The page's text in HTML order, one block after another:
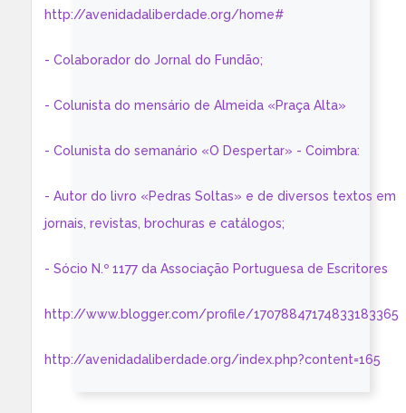
http://avenidadaliberdade.org/home#
- Colaborador do Jornal do Fundão;
- Colunista do mensário de Almeida «Praça Alta»
- Colunista do semanário «O Despertar» - Coimbra:
- Autor do livro «Pedras Soltas» e de diversos textos em
jornais, revistas, brochuras e catálogos;
- Sócio N.º 1177 da Associação Portuguesa de Escritores
http://www.blogger.com/profile/17078847174833183365
http://avenidadaliberdade.org/index.php?content=165